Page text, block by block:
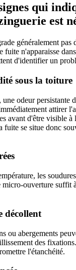
qui
est
généralement pas
fuite n'apparaisse
d'identifier un
sous la toiture
odeur persistante
attirer
avant d'être visible à
fuite se situe donc
les
ouverture suffit
décollent
ou abergements
des
l'étanchéité.